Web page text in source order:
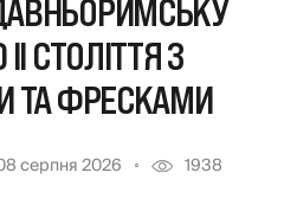
СТОЛІТТЯ З
ТА ФРЕСКАМИ
серпня 2026 1938